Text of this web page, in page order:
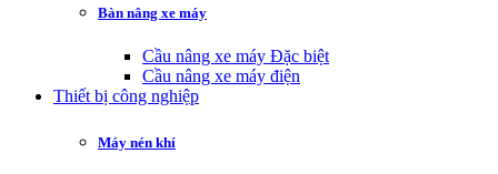
Bàn nâng xe máy
Cầu nâng xe máy Đặc biệt
Cầu nâng xe máy điện
Thiết bị công nghiệp
Máy nén khí